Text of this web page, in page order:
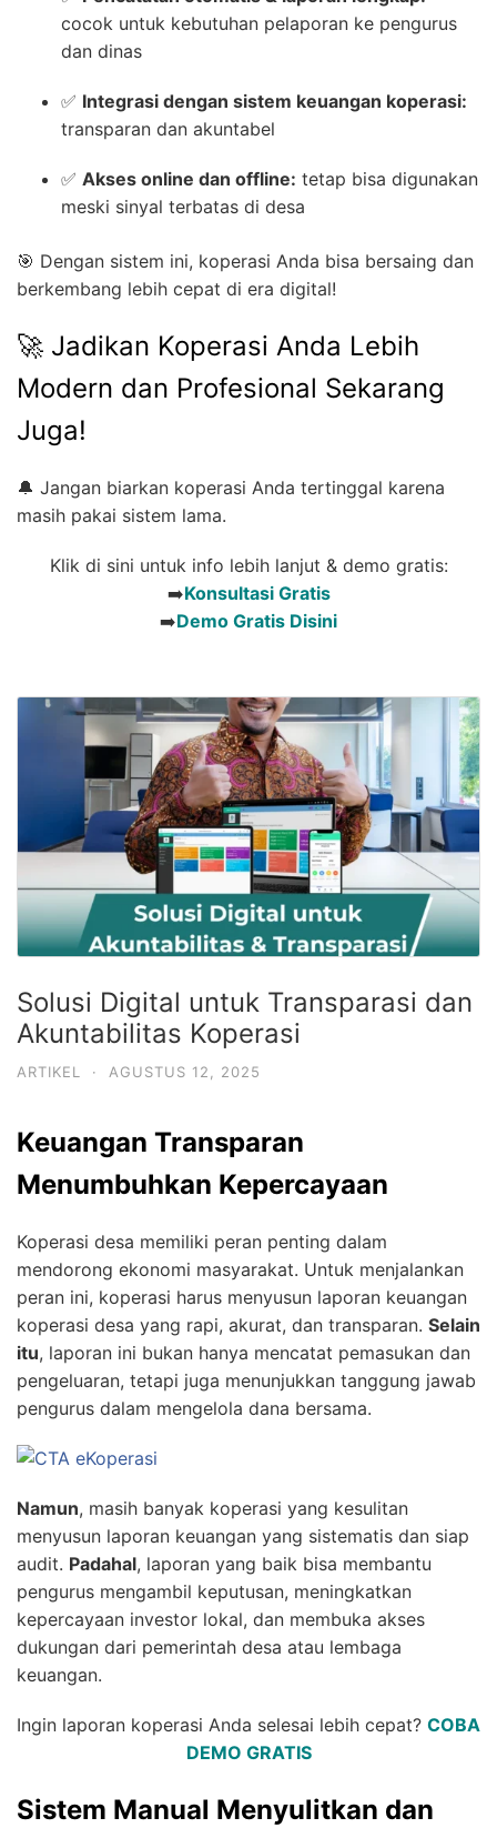
cocok untuk kebutuhan pelaporan ke pengurus
dan dinas
✅ Integrasi dengan sistem keuangan koperasi:
transparan dan akuntabel
✅ Akses online dan offline: tetap bisa digunakan
meski sinyal terbatas di desa
🎯 Dengan sistem ini, koperasi Anda bisa bersaing dan
berkembang lebih cepat di era digital!
🚀 Jadikan Koperasi Anda Lebih
Modern dan Profesional Sekarang
Juga!
🔔 Jangan biarkan koperasi Anda tertinggal karena
masih pakai sistem lama.
Klik di sini untuk info lebih lanjut & demo gratis:
➡️Konsultasi Gratis
➡️Demo Gratis Disini
Solusi Digital untuk Transparasi dan
Akuntabilitas Koperasi
ARTIKEL · AGUSTUS 12, 2025
Keuangan Transparan
Menumbuhkan Kepercayaan
Koperasi desa memiliki peran penting dalam
mendorong ekonomi masyarakat. Untuk menjalankan
peran ini, koperasi harus menyusun laporan keuangan
koperasi desa yang rapi, akurat, dan transparan. Selain
itu, laporan ini bukan hanya mencatat pemasukan dan
pengeluaran, tetapi juga menunjukkan tanggung jawab
pengurus dalam mengelola dana bersama.
Namun, masih banyak koperasi yang kesulitan
menyusun laporan keuangan yang sistematis dan siap
audit. Padahal, laporan yang baik bisa membantu
pengurus mengambil keputusan, meningkatkan
kepercayaan investor lokal, dan membuka akses
dukungan dari pemerintah desa atau lembaga
keuangan.
Ingin laporan koperasi Anda selesai lebih cepat? COBA
DEMO GRATIS
Sistem Manual Menyulitkan dan